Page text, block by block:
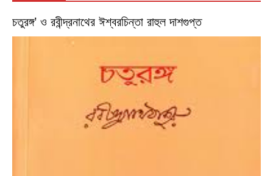
চতুরঙ্গ’ ও রবীন্দ্রনাথের ঈশ্বরচিন্তা রাহুল দাশগুপ্ত